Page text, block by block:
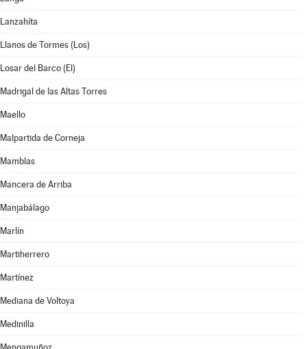
Lanzahíta
Llanos de Tormes (Los)
Losar del Barco (El)
Madrigal de las Altas Torres
Maello
Malpartida de Corneja
Mamblas
Mancera de Arriba
Manjabálago
Marlín
Martiherrero
Martínez
Mediana de Voltoya
Medinilla